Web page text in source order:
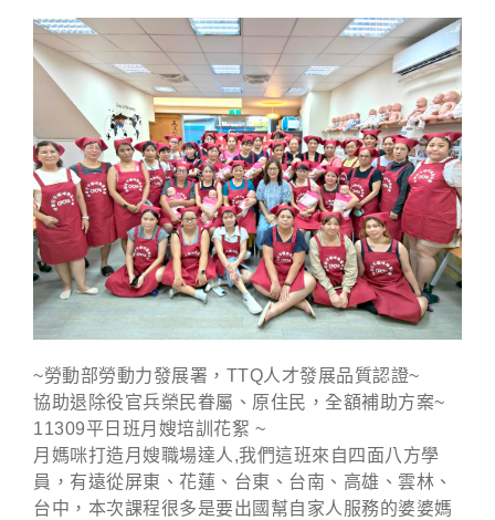
~勞動部勞動力發展署，TTQ人才發展品質認證~
協助退除役官兵榮民眷屬、原住民，全額補助方案~
11309平日班月嫂培訓花絮 ~
月媽咪打造月嫂職場達人 ,我們這班來自四面八方學
員，有遠從屏東、花蓮、台東、台南、高雄、雲林、
台中，本次課程很多是要出國幫自家人服務的婆婆媽